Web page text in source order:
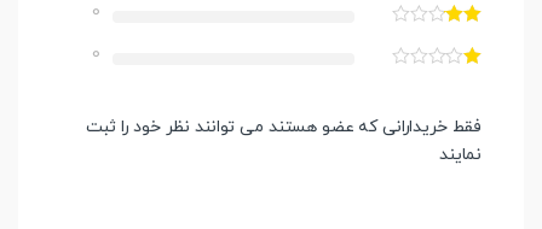
0
0
فقط خریدارانی که عضو هستند می توانند نظر خود را ثبت
نمایند